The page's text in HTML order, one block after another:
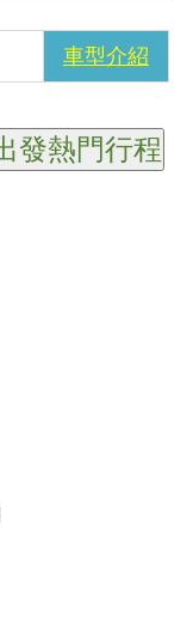
車型介紹